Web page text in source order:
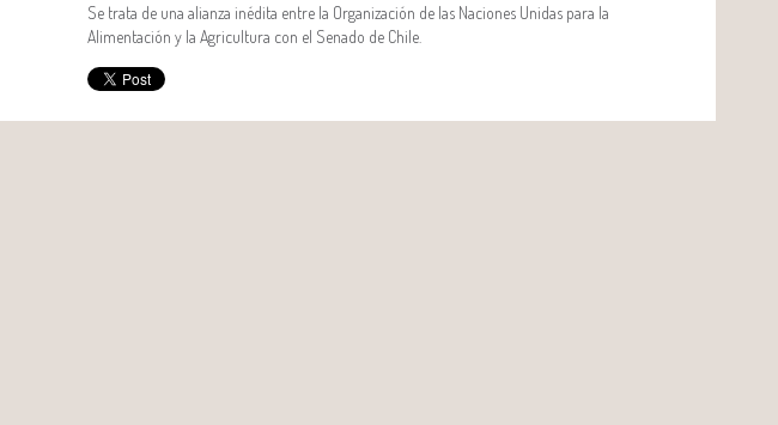
Se trata de una alianza inédita entre la Organización de las Naciones Unidas para la
Alimentación y la Agricultura con el Senado de Chile.